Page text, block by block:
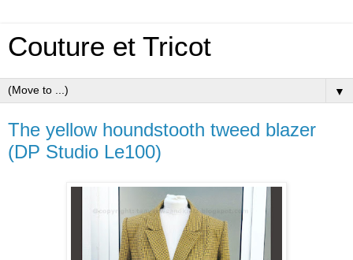
Couture et Tricot
▼
The yellow houndstooth tweed blazer
(DP Studio Le100)